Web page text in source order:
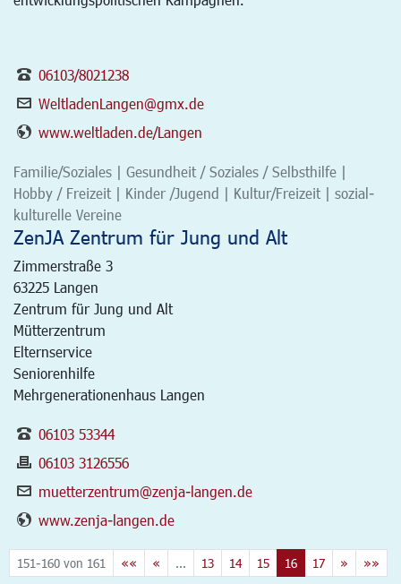
06103/8021238
WeltladenLangen@gmx.de
www.weltladen.de/Langen
Familie/Soziales | Gesundheit / Soziales / Selbsthilfe |
Hobby / Freizeit | Kinder /Jugend | Kultur/Freizeit | sozial-
kulturelle Vereine
ZenJA Zentrum für Jung und Alt
Zimmerstraße 3
63225 Langen
Zentrum für Jung und Alt
Mütterzentrum
Elternservice
Seniorenhilfe
Mehrgenerationenhaus Langen
06103 53344
06103 3126556
muetterzentrum@zenja-langen.de
www.zenja-langen.de
151-160 von 161 «« « ... 13 14 15 16 17 » »»